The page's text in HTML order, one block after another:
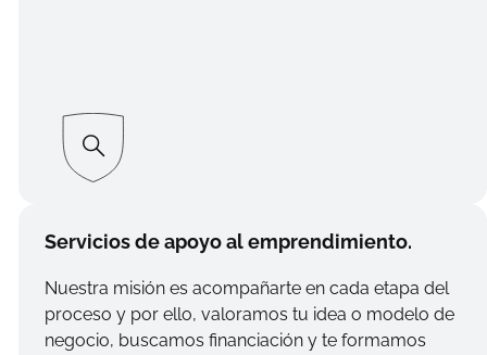
Servicios de apoyo al emprendimiento.
Nuestra misión es acompañarte en cada etapa del
proceso y por ello, valoramos tu idea o modelo de
negocio, buscamos financiación y te formamos